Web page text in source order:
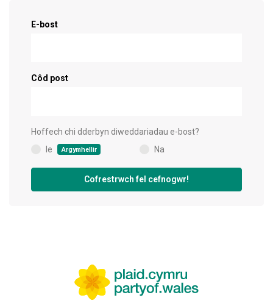
Cofrestrwch fel cefnogwr!
E-bost
Côd post
Hoffech chi dderbyn diweddariadau e-bost?
Ie
(
Argymhellir
)
Na
Cofrestrwch fel cefnogwr!